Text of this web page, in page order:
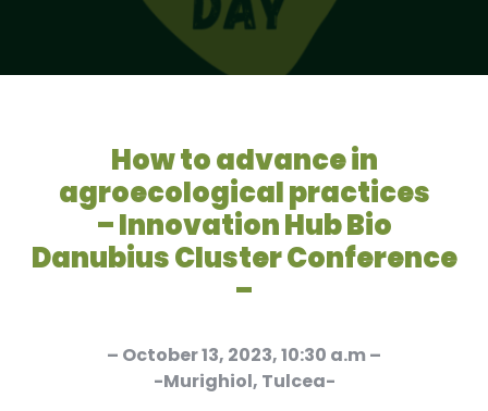
How to advance in
agroecological practices
– Innovation Hub Bio
Danubius Cluster Conference
–
– October 13, 2023, 10:30 a.m –
-Murighiol, Tulcea-